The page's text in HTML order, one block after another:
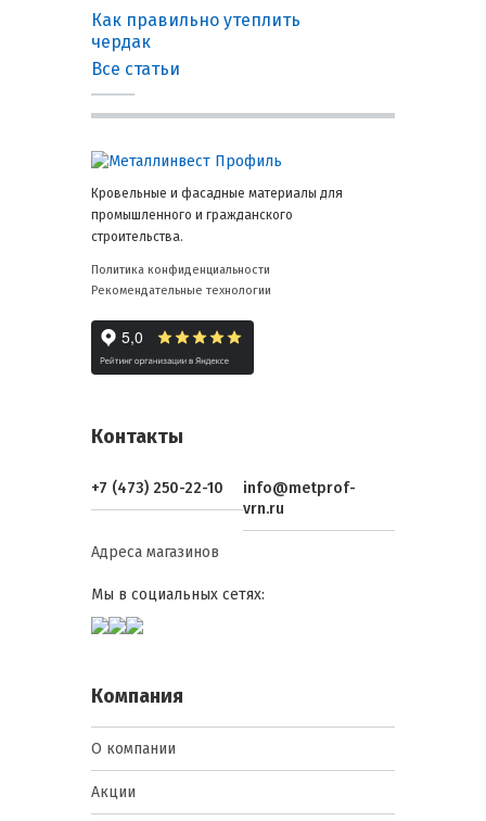
Как правильно утеплить
чердак
Все статьи
Кровельные и фасадные материалы для
промышленного и гражданского
строительства.
Политика конфиденциальности
Рекомендательные технологии
Контакты
+7 (473) 250-22-10
info@metprof-
vrn.ru
Адреса магазинов
Мы в социальных сетях:
Компания
О компании
Акции